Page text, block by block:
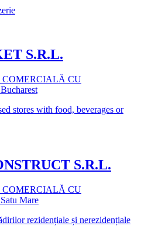
S.R.L.
COMERCIALĂ CU
Bucharest
stores with food, beverages or
S.R.L.
COMERCIALĂ CU
Satu Mare
rezidențiale și nerezidențiale